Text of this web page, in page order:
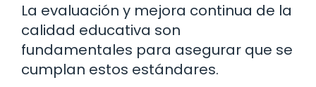
La evaluación y mejora continua de la
calidad educativa son
fundamentales para asegurar que se
cumplan estos estándares.